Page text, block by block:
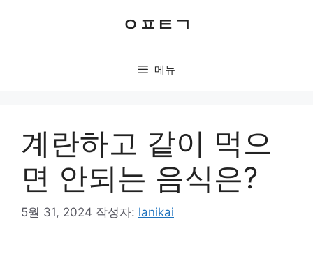
ㅇㅍㅌㄱ
메뉴
계란하고 같이 먹으
면 안되는 음식은?
5월 31, 2024 작성자: lanikai